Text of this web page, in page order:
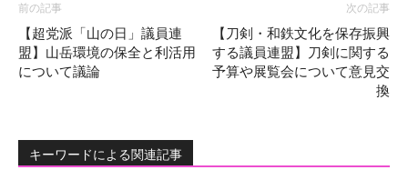
前の記事
【超党派「山の日」議員連
盟】山岳環境の保全と利活用
について議論
次の記事
【刀剣・和鉄文化を保存振興
する議員連盟】刀剣に関する
予算や展覧会について意見交
換
キーワードによる関連記事